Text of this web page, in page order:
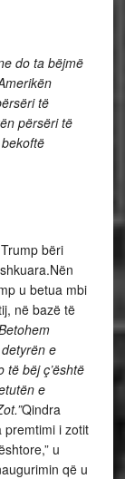
do ta bëjmë
të
përsëri të
bëri
u betua mbi
në bazë të
e
të bëj ç’është
e
Qindra
premtimi i zotit
u
që u